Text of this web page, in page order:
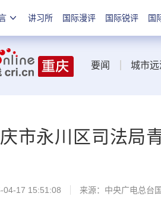
讲习所 国际漫评 国际锐评 国
要闻 城市远
市永川区司法局
04-17 15:51:08 来源：中央广电总台